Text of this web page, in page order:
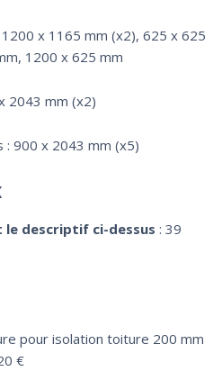
x 1165 mm (x2), 625 x 625
1200 x 625 mm
2043 mm (x2)
900 x 2043 mm (x5)
le descriptif ci-dessus : 39
pour isolation toiture 200 mm
€